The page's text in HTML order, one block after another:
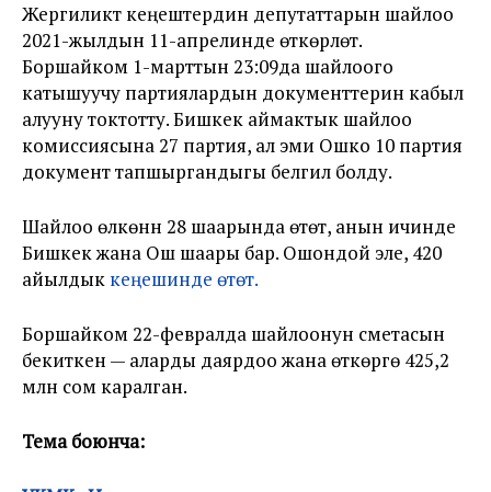
Жергиликтүү кеңештердин депутаттарын шайлоо
2021-жылдын 11-апрелинде өткөрүлөт.
Боршайком 1-марттын 23:09да шайлоого
катышуучу партиялардын документтерин кабыл
алууну токтотту. Бишкек аймактык шайлоо
комиссиясына 27 партия, ал эми Ошко 10 партия
документ тапшыргандыгы белгилүү болду.
Шайлоо өлкөнүн 28 шаарында өтөт, анын ичинде
Бишкек жана Ош шаары бар. Ошондой эле, 420
айылдык кеңешинде өтөт.
Боршайком 22-февралда шайлоонун сметасын
бекиткен — аларды даярдоо жана өткөрүүгө 425,2
млн сом каралган.
Тема боюнча: